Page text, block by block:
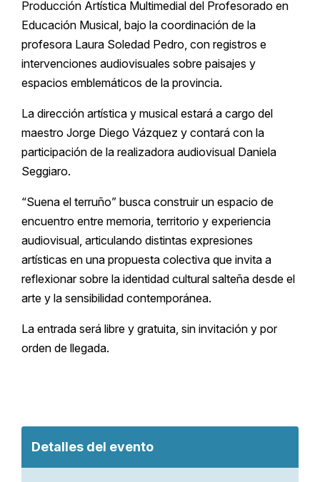
Producción Artística Multimedial del Profesorado en
Educación Musical, bajo la coordinación de la
profesora Laura Soledad Pedro, con registros e
intervenciones audiovisuales sobre paisajes y
espacios emblemáticos de la provincia.
La dirección artística y musical estará a cargo del
maestro Jorge Diego Vázquez y contará con la
participación de la realizadora audiovisual Daniela
Seggiaro.
“Suena el terruño” busca construir un espacio de
encuentro entre memoria, territorio y experiencia
audiovisual, articulando distintas expresiones
artísticas en una propuesta colectiva que invita a
reflexionar sobre la identidad cultural salteña desde el
arte y la sensibilidad contemporánea.
La entrada será libre y gratuita, sin invitación y por
orden de llegada.
Detalles del evento